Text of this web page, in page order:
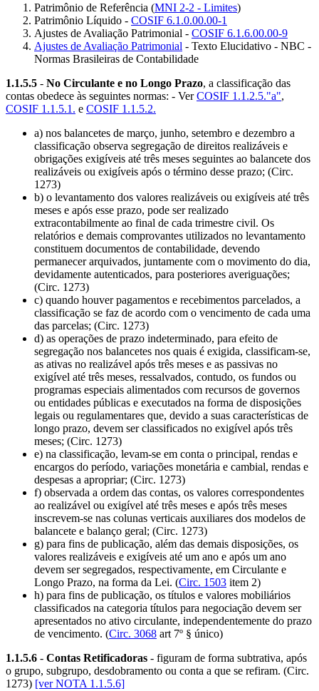
Patrimônio de Referência (MNI 2-2 - Limites)
Patrimônio Líquido - COSIF 6.1.0.00.00-1
Ajustes de Avaliação Patrimonial - COSIF 6.1.6.00.00-9
Ajustes de Avaliação Patrimonial - Texto Elucidativo - NBC -
Normas Brasileiras de Contabilidade
1.1.5.5 - No Circulante e no Longo Prazo, a classificação das
contas obedece às seguintes normas: - VerCOSIF 1.1.2.5."a",
COSIF 1.1.5.1. e COSIF 1.1.5.2.
a) nos balancetes de março, junho, setembro e dezembro a
classificação observa segregação de direitos realizáveis e
obrigações exigíveis até três meses seguintes ao balancete dos
realizáveis ou exigíveis após o término desse prazo; (Circ.
1273)
b) o levantamento dos valores realizáveis ou exigíveis até três
meses e após esse prazo, pode ser realizado
extracontabilmente ao final de cada trimestre civil. Os
relatórios e demais comprovantes utilizados no levantamento
constituem documentos de contabilidade, devendo
permanecer arquivados, juntamente com o movimento do dia,
devidamente autenticados, para posteriores averiguações;
(Circ. 1273)
c) quando houver pagamentos e recebimentos parcelados, a
classificação se faz de acordo com o vencimento de cada uma
das parcelas; (Circ. 1273)
d) as operações de prazo indeterminado, para efeito de
segregação nos balancetes nos quais é exigida, classificam-se,
as ativas no realizável após três meses e as passivas no
exigível até três meses, ressalvados, contudo, os fundos ou
programas especiais alimentados com recursos de governos
ou entidades públicas e executados na forma de disposições
legais ou regulamentares que, devido a suas características de
longo prazo, devem ser classificados no exigível após três
meses; (Circ. 1273)
e) na classificação, levam-se em conta o principal, rendas e
encargos do período, variações monetária e cambial, rendas e
despesas a apropriar; (Circ. 1273)
f) observada a ordem das contas, os valores correspondentes
ao realizável ou exigível até três meses e após três meses
inscrevem-se nas colunas verticais auxiliares dos modelos de
balancete e balanço geral; (Circ. 1273)
g) para fins de publicação, além das demais disposições, os
valores realizáveis e exigíveis até um ano e após um ano
devem ser segregados, respectivamente, em Circulante e
Longo Prazo, na forma da Lei. (Circ. 1503 item 2)
h) para fins de publicação, os títulos e valores mobiliários
classificados na categoria títulos para negociação devem ser
apresentados no ativo circulante, independentemente do prazo
de vencimento. (Circ. 3068 art 7º § único)
1.1.5.6 - Contas Retificadoras - figuram de forma subtrativa, após
o grupo, subgrupo, desdobramento ou conta a que se refiram. (Circ.
1273) [ver NOTA 1.1.5.6]